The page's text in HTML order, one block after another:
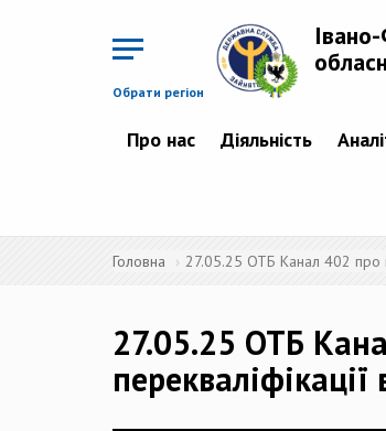
Обрати регіон
Про нас Діяльність
Головна 27.05.25 ОТБ Канал 402 про
27.05.25 ОТБ
перекваліфікації